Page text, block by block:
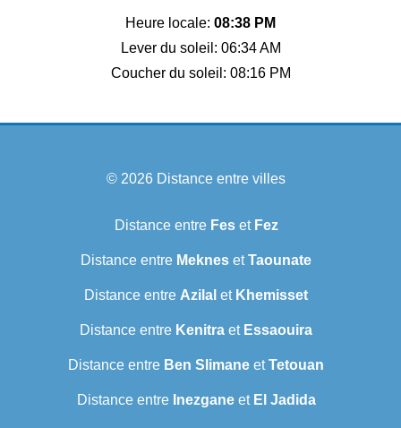
Heure locale: 08:38 PM
Lever du soleil: 06:34 AM
Coucher du soleil: 08:16 PM
© 2026 Distance entre villes
Distance entre Feset Fez
Distance entre Meknes etTaounate
Distance entre Azilal et Khemisset
Distance entre Kenitra et Essaouira
Distance entre Ben Slimane etTetouan
Distance entre Inezganeet El Jadida